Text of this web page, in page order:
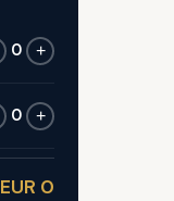
0 +
0 +
EUR 0